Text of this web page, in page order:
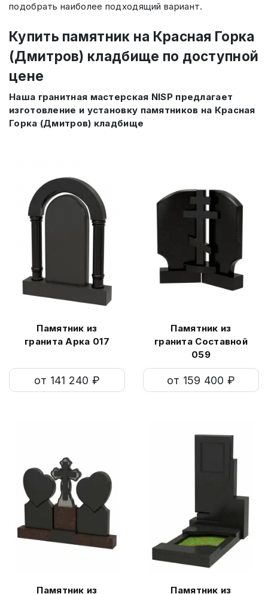
подобрать наиболее подходящий вариант.
Купить памятник на Красная Горка
(Дмитров) кладбище по доступной
цене
Наша гранитная мастерская NISP предлагает
изготовление и установку памятников на Красная
Горка (Дмитров) кладбище
Памятник из
гранита Арка 017
от 141 240 ₽
Памятник из
гранита Составной
059
от 159 400 ₽
Памятник из Памятник из